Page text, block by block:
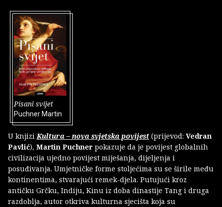
Pisani svijet
Puchner Martin
U knjiziKultura – nova svjetska povijest (prijevod: Vedran
Pavlić), Martin Puchner pokazuje da je povijest globalnih
civilizacija ujedno povijest miješanja, dijeljenja i
posuđivanja. Umjetničke forme stoljećima su se širile među
kontinentima, stvarajući remek-djela. Putujući kroz
antičku Grčku, Indiju, Kinu iz doba dinastije Tang i druga
razdoblja, autor otkriva kulturna sjecišta koja su